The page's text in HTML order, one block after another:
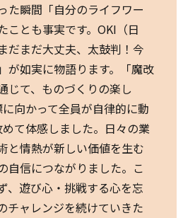
た瞬間「自分のライフワー
ことも事実です。OKI（日
だまだ大丈夫、太鼓判！今
が如実に物語ります。「魔改
じて、ものづくりの楽し
向かって全員が自律的に動
て体感しました。日々の業
情熱が新しい価値を生む――
自信につながりました。こ
、遊び心・挑戦する心を忘
チャレンジを続けていきた